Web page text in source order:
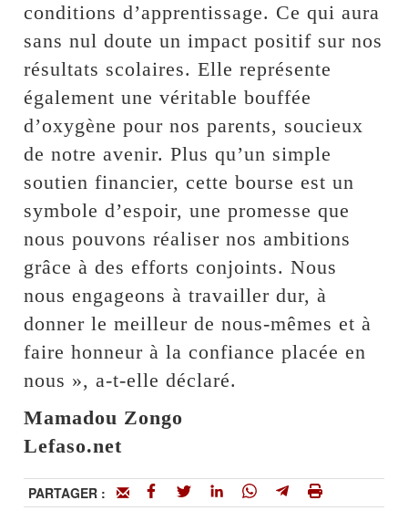
conditions d’apprentissage. Ce qui aura
sans nul doute un impact positif sur nos
résultats scolaires. Elle représente
également une véritable bouffée
d’oxygène pour nos parents, soucieux
de notre avenir. Plus qu’un simple
soutien financier, cette bourse est un
symbole d’espoir, une promesse que
nous pouvons réaliser nos ambitions
grâce à des efforts conjoints. Nous
nous engageons à travailler dur, à
donner le meilleur de nous-mêmes et à
faire honneur à la confiance placée en
nous », a-t-elle déclaré.
Mamadou Zongo
Lefaso.net
PARTAGER :